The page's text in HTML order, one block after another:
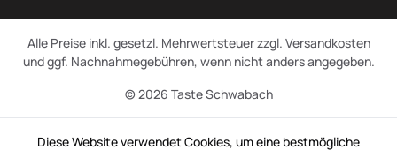
© 2026 Taste Schwabach
Alle Preise inkl. gesetzl. Mehrwertsteuer zzgl. Versandkosten
und ggf. Nachnahmegebühren, wenn nicht anders angegeben.
Diese Website verwendet Cookies, um eine bestmögliche